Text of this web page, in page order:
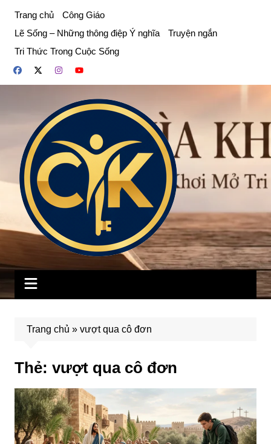
phần
dung
Trang chủ
Công Giáo
Lẽ Sống – Những thông điệp Ý nghĩa
Truyện ngắn
Tri Thức Trong Cuộc Sống
Trang chủ » vượt qua cô đơn
Thẻ: vượt qua cô đơn